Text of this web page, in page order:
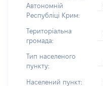
Автономній
Республіці Крим:
Територіальна
громада:
Тип населеного
пункту:
Населений пункт: